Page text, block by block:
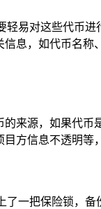
易对这些代币
息，如代币名
来源，如果代
方信息不透明
一把保险锁，